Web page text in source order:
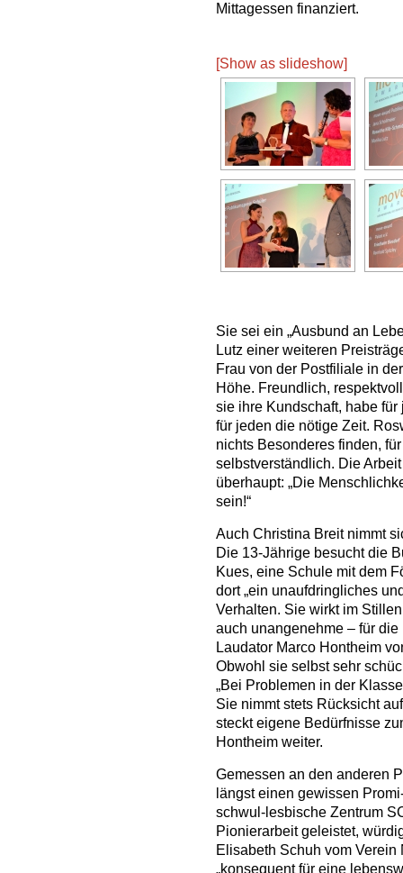
Mittagessen finanziert.
[Show as slideshow]
Sie sei ein „Ausbund an
Lutz einer weiteren
Frau von der Postfiliale in
Höhe. Freundlich,
sie ihre Kundschaft, habe
für jeden die nötige Zeit.
nichts Besonderes finden,
selbstverständlich. Die
überhaupt: „Die
sein!“
Auch Christina Breit nimmt
Die 13-Jährige besucht die
Kues, eine Schule mit dem
dort „ein unaufdringliches
Verhalten. Sie wirkt im
auch unangenehme – für
Laudator Marco Hontheim
Obwohl sie selbst sehr
„Bei Problemen in der
Sie nimmt stets Rücksicht
steckt eigene Bedürfnisse
Hontheim weiter.
Gemessen an den anderen
längst einen gewissen
schwul-lesbische Zentrum
Pionierarbeit geleistet,
Elisabeth Schuh vom
„konsequent für eine